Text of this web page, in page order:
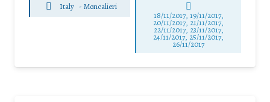
Italy - Moncalieri
18/11/2017, 19/11/2017,
20/11/2017, 21/11/2017,
22/11/2017, 23/11/2017,
24/11/2017, 25/11/2017,
26/11/2017